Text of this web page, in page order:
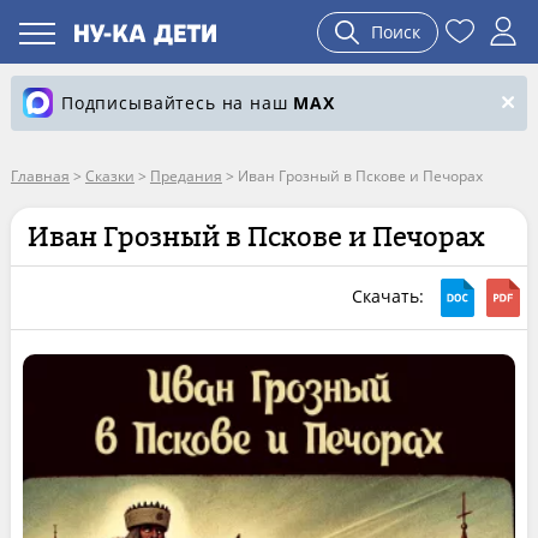
Поиск
Подписывайтесь на наш MAX
Главная > Сказки > Предания > Иван Грозный в Пскове и Печорах
Иван Грозный в Пскове и Печорах
Скачать: